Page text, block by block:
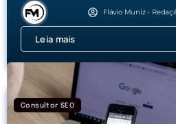
Flávio Muniz -
Leia mais
Consultor SEO